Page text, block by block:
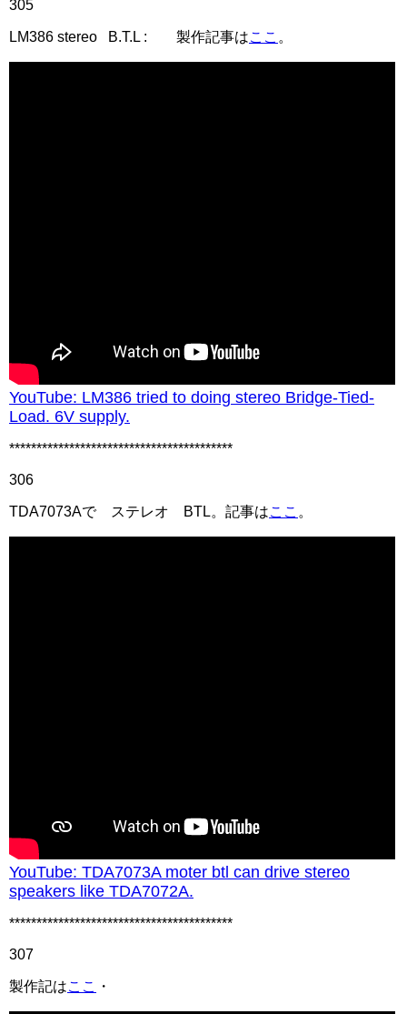
305
LM386 stereo B.T.L : 製作記事はここ 。
YouTube: LM386 tried to doing stereo Bridge-Tied-
Load. 6V supply.
*****************************************
306
TDA7073Aで ステレオ BTL。記事はここ 。
YouTube: TDA7073A moter btl can drive stereo
speakers like TDA7072A.
*****************************************
307
製作記はここ ・